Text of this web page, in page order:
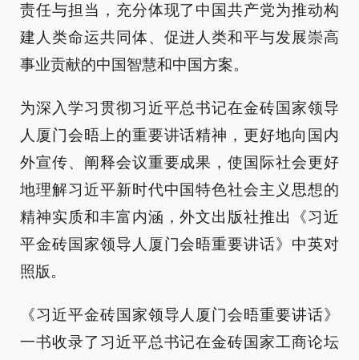
责任与担当，充分体现了中国共产党为推动构
建人类命运共同体、促进人类和平与发展崇高
事业贡献的中国智慧和中国方案。
为深入学习贯彻习近平总书记在金砖国家领导
人厦门会晤上的重要讲话精神，更好地向国内
外宣传、阐释会议重要成果，使国际社会更好
地理解习近平新时代中国特色社会主义思想的
精神实质和丰富内涵，外文出版社推出《习近
平金砖国家领导人厦门会晤重要讲话》中英对
照版。
《习近平金砖国家领导人厦门会晤重要讲话》
一书收录了习近平总书记在金砖国家工商论坛